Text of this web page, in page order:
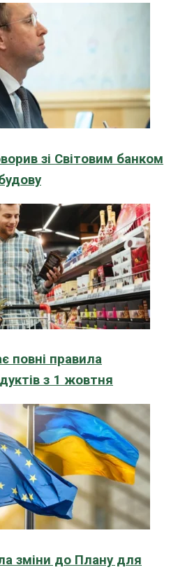
зі Світовим банком
повні правила
з 1 жовтня
зміни до Плану для